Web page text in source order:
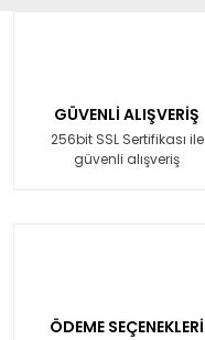
GÜVENLİ ALIŞVERİŞ
256bit SSL Sertifikası ile
güvenli alışveriş
ÖDEME SEÇENEKLERİ